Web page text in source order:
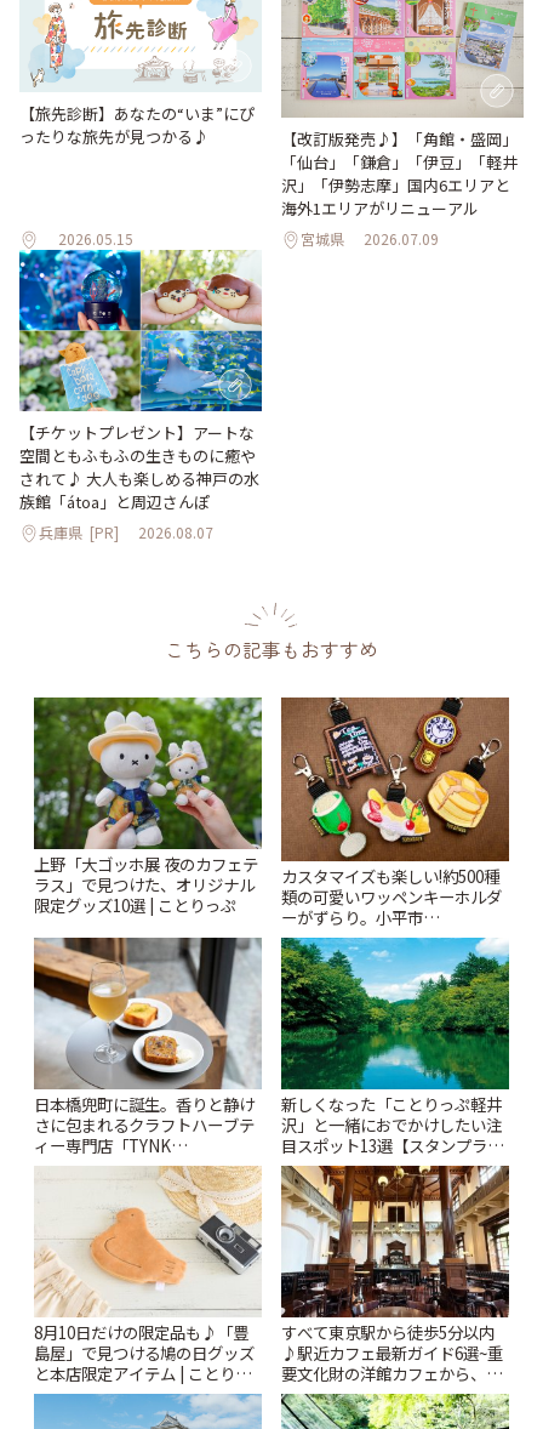
【旅先診断】あなたの“いま”にぴ
ったりな旅先が見つかる♪
2026.05.15
【改訂版発売♪】「角館・盛岡」
「仙台」「鎌倉」「伊豆」「軽井
沢」「伊勢志摩」国内6エリアと
海外1エリアがリニューアル
宮城県 2026.07.09
【チケットプレゼント】アートな
空間ともふもふの生きものに癒や
されて♪ 大人も楽しめる神戸の水
族館「átoa」と周辺さんぽ
兵庫県 [PR] 2026.08.07
こちらの記事もおすすめ
上野「大ゴッホ展 夜のカフェテ
ラス」で見つけた、オリジナル
限定グッズ10選 | ことりっぷ
カスタマイズも楽しい!約500種
類の可愛いワッペンキーホルダ
ーがずらり。小平市
「Kimamaya T&K」 | ことりっ
ぷ
日本橋兜町に誕生。香りと静け
さに包まれるクラフトハーブテ
ィー専門店「TYNK
Kabutocho」 | ことりっぷ
新しくなった「ことりっぷ軽井
沢」と一緒におでかけしたい注
目スポット13選【スタンプラリ
ー開催中】 | ことりっぷ
8月10日だけの限定品も♪「豊
島屋」で見つける鳩の日グッズ
と本店限定アイテム | ことりっ
ぷ
すべて東京駅から徒歩5分以内
♪駅近カフェ最新ガイド6選~重
要文化財の洋館カフェから、改
札すぐのレトロ喫茶まで~ | こと
りっぷ